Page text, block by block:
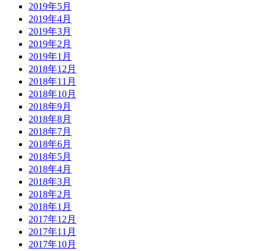
2019年5月
2019年4月
2019年3月
2019年2月
2019年1月
2018年12月
2018年11月
2018年10月
2018年9月
2018年8月
2018年7月
2018年6月
2018年5月
2018年4月
2018年3月
2018年2月
2018年1月
2017年12月
2017年11月
2017年10月